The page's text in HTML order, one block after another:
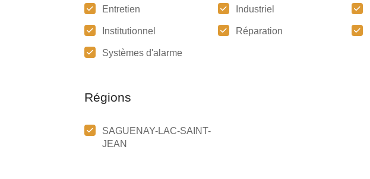
Entretien Industriel
Institutionnel Réparation
Systèmes d'alarme
Régions
SAGUENAY-LAC-SAINT-
JEAN